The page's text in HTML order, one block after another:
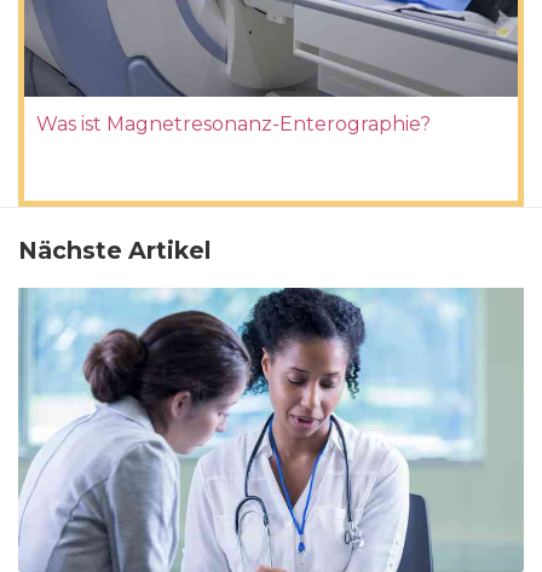
Was ist Magnetresonanz-Enterographie?
Nächste Artikel